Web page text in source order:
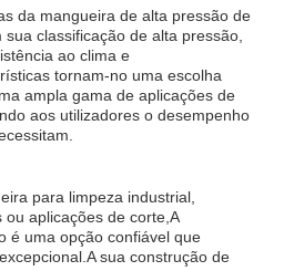
da mangueira de alta pressão de
classificação de alta pressão,
ao clima e
tornam-no uma escolha
ampla gama de aplicações de
aos utilizadores o desempenho
para limpeza industrial,
aplicações de corte,A
é uma opção confiável que
sua construção de